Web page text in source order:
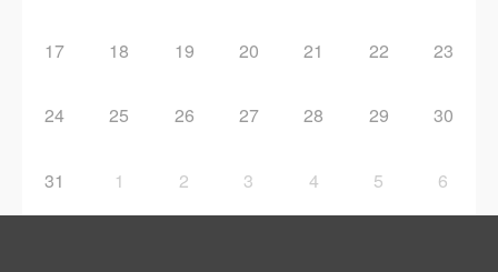
17 18 19 20 21 22 23
24 25 26 27 28 29 30
31 1 2 3 4 5 6